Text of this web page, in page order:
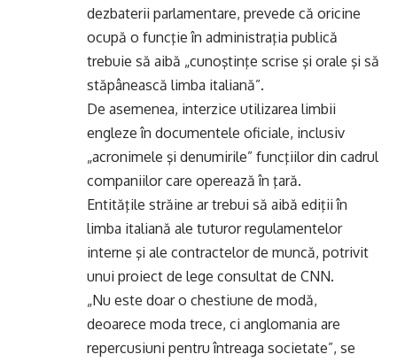
dezbaterii parlamentare, prevede că oricine
ocupă o funcţie în administraţia publică
trebuie să aibă „cunoştinţe scrise şi orale şi să
stăpânească limba italiană”.
De asemenea, interzice utilizarea limbii
engleze în documentele oficiale, inclusiv
„acronimele şi denumirile” funcţiilor din cadrul
companiilor care operează în ţară.
Entităţile străine ar trebui să aibă ediţii în
limba italiană ale tuturor regulamentelor
interne şi ale contractelor de muncă, potrivit
unui proiect de lege consultat de CNN.
„Nu este doar o chestiune de modă,
deoarece moda trece, ci anglomania are
repercusiuni pentru întreaga societate”, se